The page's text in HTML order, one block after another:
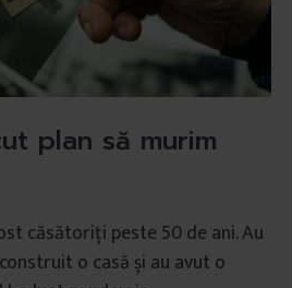
plan să murim
căsătoriți peste 50 de ani. Au
o casă și au avut o